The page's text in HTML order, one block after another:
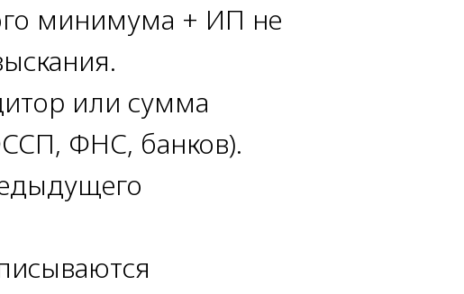
минимума + ИП не
или сумма
ФНС, банков).